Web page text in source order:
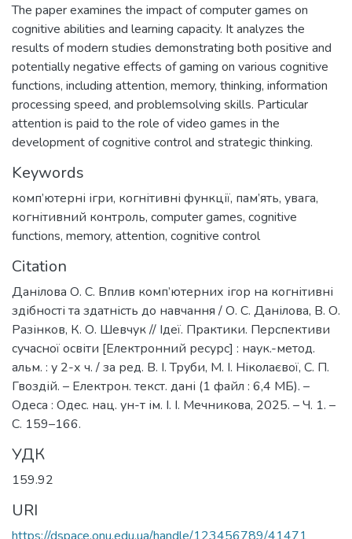
The paper examines the impact of computer games on
cognitive abilities and learning capacity. It analyzes the
results of modern studies demonstrating both positive and
potentially negative effects of gaming on various cognitive
functions, including attention, memory, thinking, information
processing speed, and problemsolving skills. Particular
attention is paid to the role of video games in the
development of cognitive control and strategic thinking.
Keywords
комп’ютерні ігри, когнітивні функції, пам’ять, увага,
когнітивний контроль, computer games, cognitive
functions, memory, attention, cognitive control
Citation
Данілова О. С. Вплив комп’ютерних ігор на когнітивні
здібності та здатність до навчання / О. С. Данілова, В. О.
Разінков, К. О. Шевчук // Ідеї. Практики. Перспективи
сучасної освіти [Електронний ресурс] : наук.-метод.
альм. : у 2-х ч. / за ред. В. І. Труби, М. І. Ніколаєвої, С. П.
Гвоздій. – Електрон. текст. дані (1 файл : 6,4 МБ). –
Одеса : Одес. нац. ун-т ім. І. І. Мечникова, 2025. – Ч. 1. –
С. 159–166.
УДК
159.92
URI